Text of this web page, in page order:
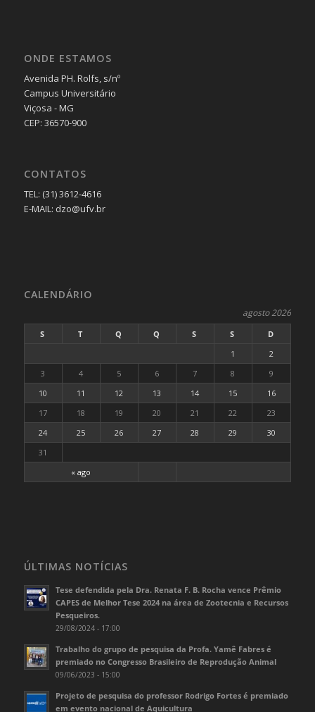
ONDE ESTAMOS
Avenida PH. Rolfs, s/nº
Campus Universitário
Viçosa - MG
CEP: 36570-900
CONTATOS
TEL: (31) 3612-4616
E-MAIL: dzo@ufv.br
CALENDÁRIO
agosto 2026
S T Q Q S S D
« ago
1
2
3
4 5 6 7 8
9
10
11 12 13 14 15
16
17
18 19 20 21 22
23
24
25 26 27 28 29
30
31
ÚLTIMAS NOTÍCIAS
Tese defendida pela Dra. Renata F. B. Rocha vence Prêmio
CAPES de Melhor Tese 2024 na área de Zootecnia e Recursos
Pesqueiros.
29/08/2024 - 17:00
Trabalho do grupo de pesquisa da Profa. Yamê Fabres é
premiado no Congresso Brasileiro de Reprodução Animal
09/06/2023 - 15:00
Projeto de pesquisa do professor Rodrigo Fortes é premiado
em evento nacional de Aquicultura